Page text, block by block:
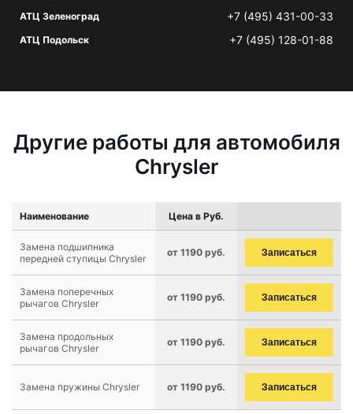
АТЦ Зеленоград +7 (495) 431-00-33
АТЦ Подольск +7 (495) 128-01-88
Другие работы для автомобиля
Chrysler
Наименование Цена в Руб.
Замена подшипника
передней ступицы Chrysler
от 1190 руб. Записаться
Замена поперечных
рычагов Chrysler
от 1190 руб. Записаться
Замена продольных
рычагов Chrysler
от 1190 руб. Записаться
Замена пружины Chrysler от 1190 руб. Записаться